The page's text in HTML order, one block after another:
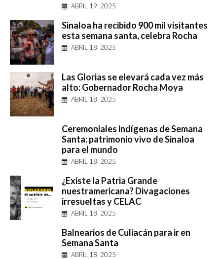
ABRIL 19, 2025
Sinaloa ha recibido 900 mil visitantes
esta semana santa, celebra Rocha
ABRIL 18, 2025
Las Glorias se elevará cada vez más
alto: Gobernador Rocha Moya
ABRIL 18, 2025
Ceremoniales indígenas de Semana
Santa: patrimonio vivo de Sinaloa
para el mundo
ABRIL 18, 2025
¿Existe la Patria Grande
nuestramericana? Divagaciones
irresueltas y CELAC
ABRIL 18, 2025
Balnearios de Culiacán para ir en
Semana Santa
ABRIL 18, 2025